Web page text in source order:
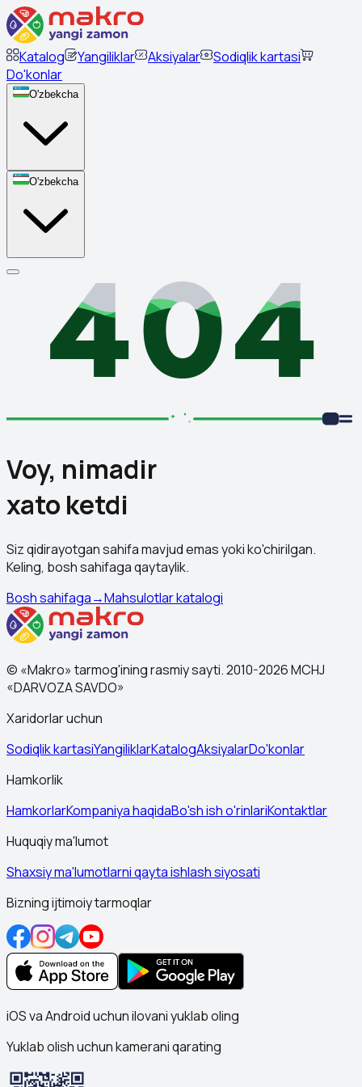
Katalog Yangiliklar Aksiyalar
Sodiqlik kartasi
Do'konlar
O'zbekcha
O'zbekcha
404
404
Voy, nimadir
xato ketdi
Siz qidirayotgan sahifa mavjud emas yoki ko'chirilgan.
Keling, bosh sahifaga qaytaylik.
Bosh sahifaga→Mahsulotlar katalogi
© «Makro» tarmog'ining rasmiy sayti. 2010-2026 MCHJ
«DARVOZA SAVDO»
Xaridorlar uchun
Sodiqlik kartasiYangiliklarKatalogAksiyalarDo'konlar
Hamkorlik
HamkorlarKompaniya haqidaBo'sh ish o'rinlariKontaktlar
Huquqiy ma'lumot
Shaxsiy ma'lumotlarni qayta ishlash siyosati
Bizning ijtimoiy tarmoqlar
iOS va Android uchun ilovani yuklab oling
Yuklab olish uchun kamerani qarating